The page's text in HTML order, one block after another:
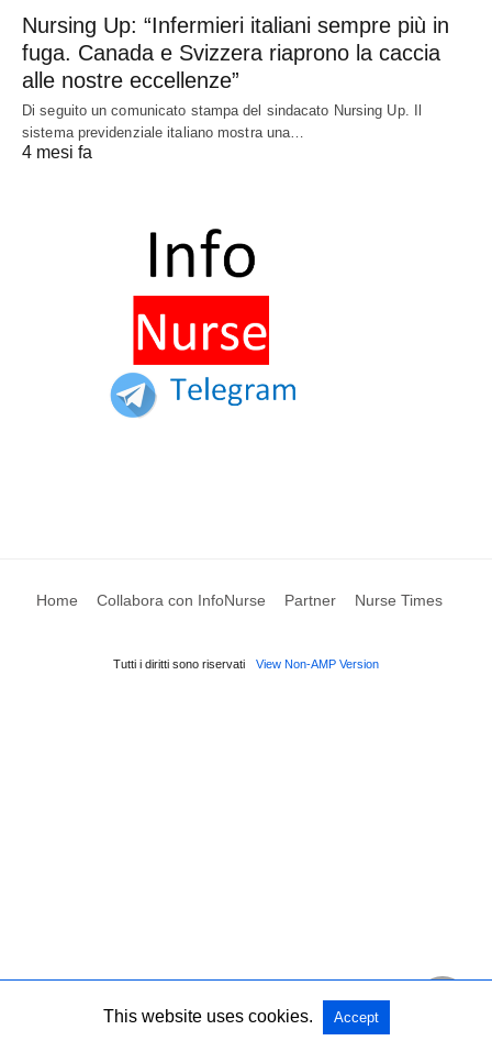
Nursing Up: “Infermieri italiani sempre più in
fuga. Canada e Svizzera riaprono la caccia
alle nostre eccellenze”
Di seguito un comunicato stampa del sindacato Nursing Up. Il
sistema previdenziale italiano mostra una…
4 mesi fa
Home Collabora con InfoNurse Partner Nurse Times
Tutti i diritti sono riservati View Non-AMP Version
This website uses cookies. Accept